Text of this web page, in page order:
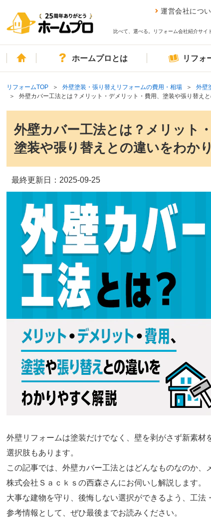
運営会社につ
比べて、選べる。リフォーム会社紹介サイ
ホームホームプロとは リフォ
リフォームTOP 外壁塗装・張り替えリフォームの費用・相場
外壁
外壁カバー工法とは？メリット・デメリット・費用、塗装や張り替え
外壁カバー工法とは？メリット
塗装や張り替えとの違いをわか
最終更新日： 2025-09-25
外壁リフォームは塗装だけでなく、壁を剥がさず新素材
選択肢もあります。
この記事では、外壁カバー工法とはどんなものなのか、
株式会社Ｓａｃｋｓの西森さんにお伺いし解説します。
大事な建物を守り、後悔しない選択ができるよう、工法
参考情報として、ぜひ最後までお読みください。